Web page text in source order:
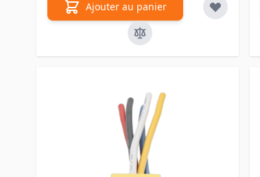
Ajouter au panier